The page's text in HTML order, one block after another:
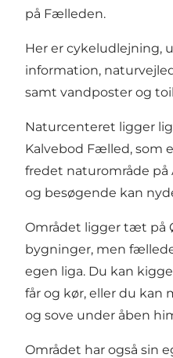
på Fælleden.
Her er cykeludlejning,
information,
samt vandposter og
Naturcenteret ligger
Kalvebod Fælled, som
fredet naturområde på
og besøgende kan
Området ligger tæt på
bygninger, men
egen liga. Du kan
får og kør, eller du kan
og sove under åben
Området har også sin